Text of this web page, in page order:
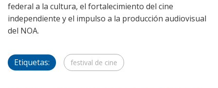
federal a la cultura, el fortalecimiento del cine
independiente y el impulso a la producción audiovisual
del NOA.
Etiquetas: festival de cine